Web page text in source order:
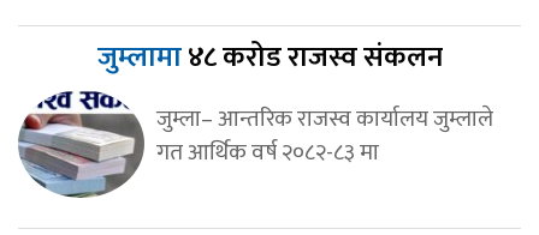
जुम्लामा४८ करोड राजस्व संकलन
जुम्ला– आन्तरिक राजस्व कार्यालय जुम्लाले
गत आर्थिक वर्ष २०८२-८३ मा